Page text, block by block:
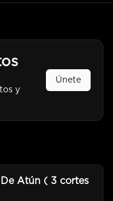
y
Únete
( 3 cortes